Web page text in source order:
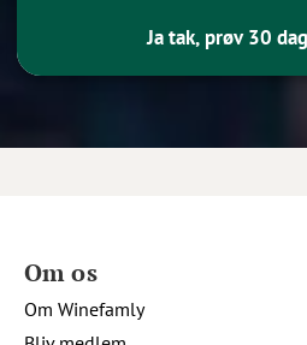
Ja tak, prøv 30
Om os
Om Winefamly